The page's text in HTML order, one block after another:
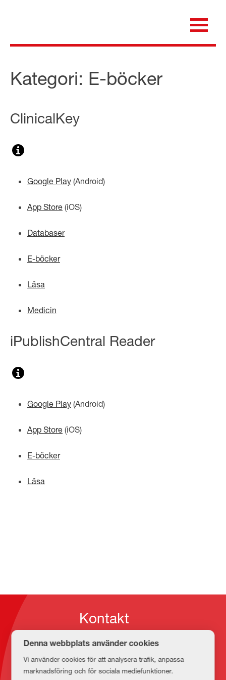
för dig som är anställd inom Region Kalmar län
Kategori: E-böcker
ClinicalKey
Google Play (Android)
App Store (iOS)
Databaser
E-böcker
Läsa
Medicin
iPublishCentral Reader
Google Play (Android)
App Store (iOS)
E-böcker
Läsa
Kontakt
E-post
medbib@lnu.se
Denna webbplats använder cookies
Vi använder cookies för att analysera trafik, anpassa
marknadsföring och för sociala mediefunktioner.